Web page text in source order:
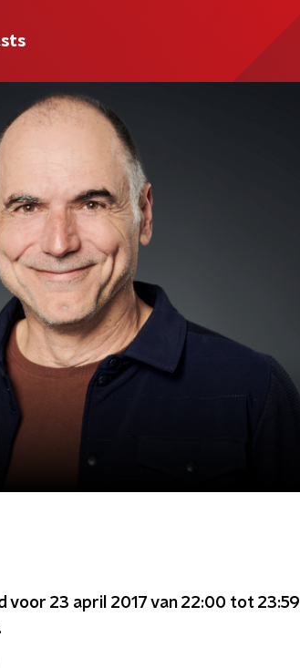
voor 23 april 2017 van 22:00 tot 23:59